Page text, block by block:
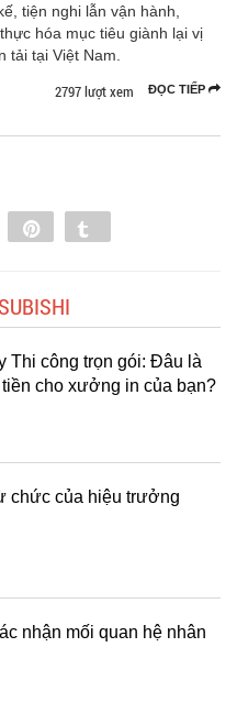
tiện nghi lẫn vận hành,
hóa mục tiêu giành lại vị
tải tại Việt Nam.
ĐỌC TIẾP
2797 lượt xem
Share
Thi công trọn gói: Đâu là
cho xưởng in của bạn?
chức của hiệu trưởng
nhận mối quan hệ nhân